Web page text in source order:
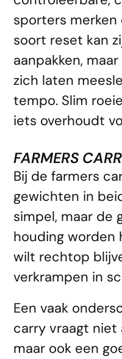
sporters
soort reset kan
aanpakken,
zich laten
tempo. Slim
iets overhoudt
FARMERS
Bij de farmers
gewichten in
simpel, maar de
houding worden
wilt rechtop
verkrampen in
Een vaak
carry vraagt niet
maar ook een